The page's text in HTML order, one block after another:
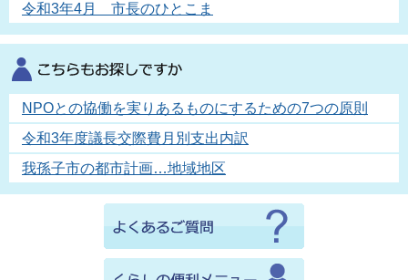
令和3年4月 市長のひとこま
NPOとの協働を実りあるものにするための7つの原則
令和3年度議長交際費月別支出内訳
我孫子市の都市計画…地域地区